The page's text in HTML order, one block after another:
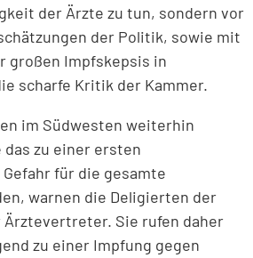
der Ärzte zu tun, sondern vor
der Politik, sowie mit
großen Impfskepsis in
scharfe Kritik der Kammer.
im Südwesten weiterhin
zu einer ersten
für die gesamte
warnen die Deligierten der
Ärztevertreter. Sie rufen daher
zu einer Impfung gegen